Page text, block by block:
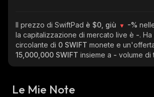
Il prezzo di SwiftPad è $0, giù -%
la capitalizzazione di mercato live è -.
circolante di 0 SWIFT monete e
15,000,000 SWIFT insieme a - volume di
Le Mie Note